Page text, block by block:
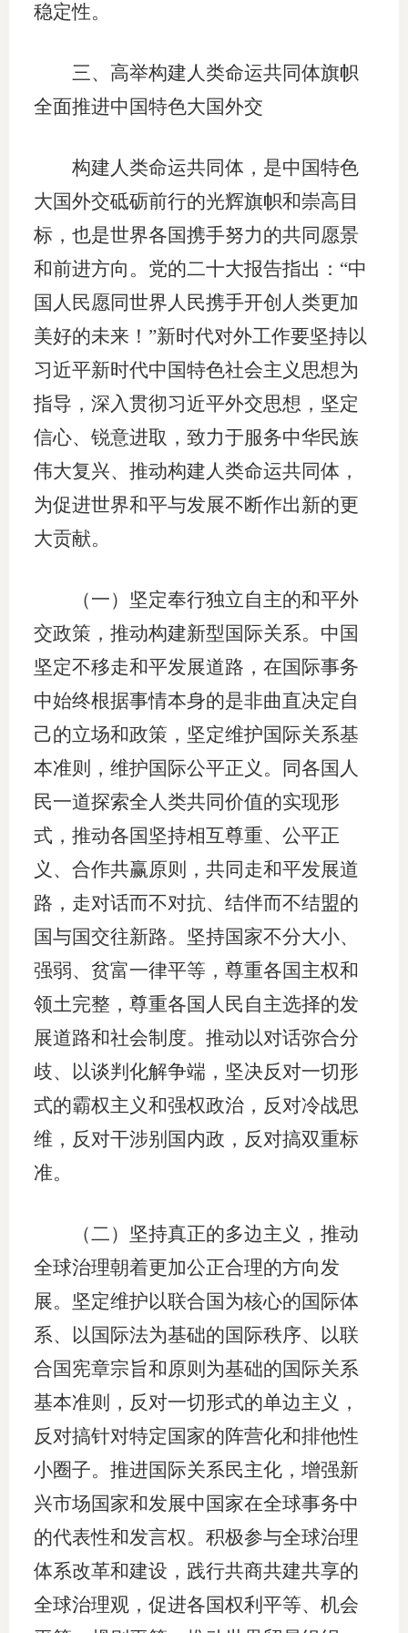
稳定性。
三、高举构建人类命运共同体旗帜
全面推进中国特色大国外交
构建人类命运共同体，是中国特色
大国外交砥砺前行的光辉旗帜和崇高目
标，也是世界各国携手努力的共同愿景
和前进方向。党的二十大报告指出：“中
国人民愿同世界人民携手开创人类更加
美好的未来！”新时代对外工作要坚持以
习近平新时代中国特色社会主义思想为
指导，深入贯彻习近平外交思想，坚定
信心、锐意进取，致力于服务中华民族
伟大复兴、推动构建人类命运共同体，
为促进世界和平与发展不断作出新的更
大贡献。
（一）坚定奉行独立自主的和平外
交政策，推动构建新型国际关系。中国
坚定不移走和平发展道路，在国际事务
中始终根据事情本身的是非曲直决定自
己的立场和政策，坚定维护国际关系基
本准则，维护国际公平正义。同各国人
民一道探索全人类共同价值的实现形
式，推动各国坚持相互尊重、公平正
义、合作共赢原则，共同走和平发展道
路，走对话而不对抗、结伴而不结盟的
国与国交往新路。坚持国家不分大小、
强弱、贫富一律平等，尊重各国主权和
领土完整，尊重各国人民自主选择的发
展道路和社会制度。推动以对话弥合分
歧、以谈判化解争端，坚决反对一切形
式的霸权主义和强权政治，反对冷战思
维，反对干涉别国内政，反对搞双重标
准。
（二）坚持真正的多边主义，推动
全球治理朝着更加公正合理的方向发
展。坚定维护以联合国为核心的国际体
系、以国际法为基础的国际秩序、以联
合国宪章宗旨和原则为基础的国际关系
基本准则，反对一切形式的单边主义，
反对搞针对特定国家的阵营化和排他性
小圈子。推进国际关系民主化，增强新
兴市场国家和发展中国家在全球事务中
的代表性和发言权。积极参与全球治理
体系改革和建设，践行共商共建共享的
全球治理观，促进各国权利平等、机会